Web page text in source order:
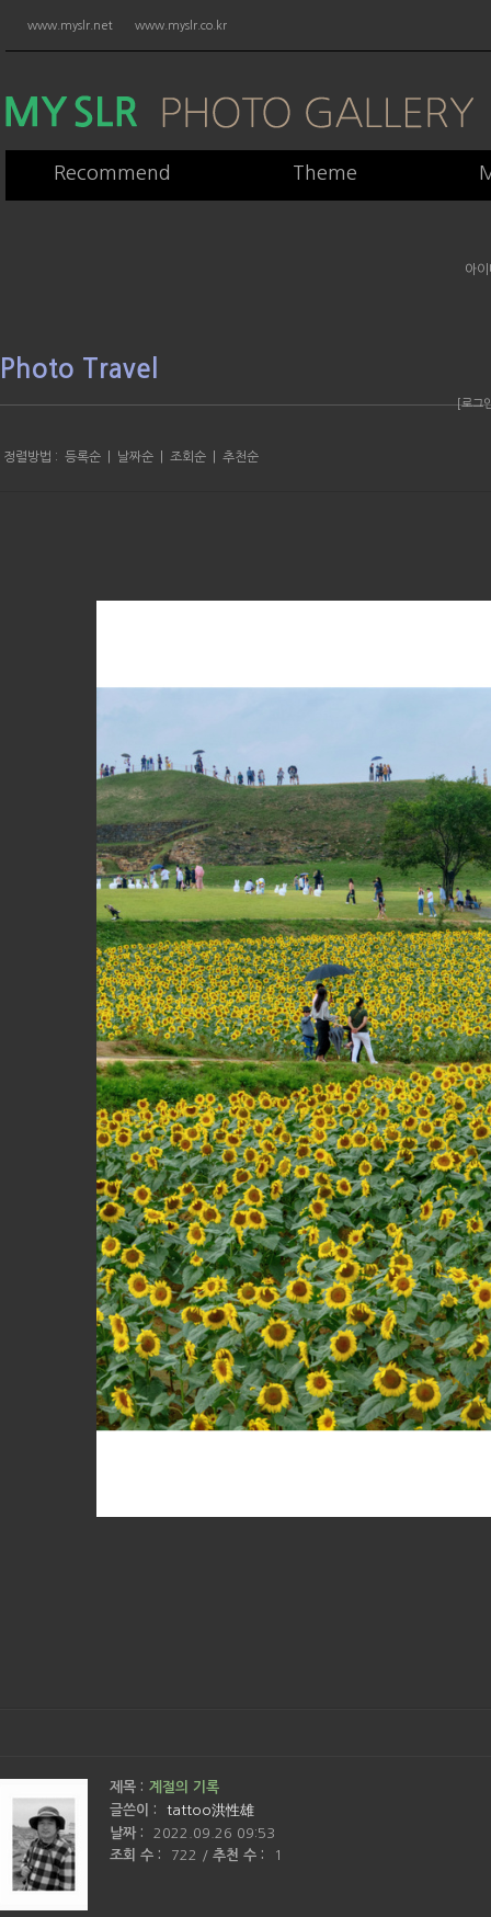
www.myslr.net www.myslr.co.kr
Recommend Theme
아이
Photo Travel
정렬방법 : 등록순 날짜순 조회순 추천순
[로그
제목 : 계절의 기록
글쓴이 :
tattoo洪性雄
날짜 :
2022.09.26 09:53
조회 수 :
722 / 추천 수 : 1